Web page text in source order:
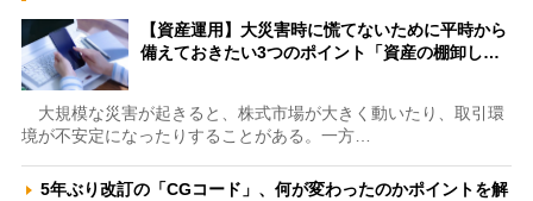
【資産運用】大災害時に慌てないために平時から
備えておきたい3つのポイント「資産の棚卸し…
大規模な災害が起きると、株式市場が大きく動いたり、取引環
境が不安定になったりすることがある。一方…
5年ぶり改訂の「CGコード」、何が変わったのかポイントを解